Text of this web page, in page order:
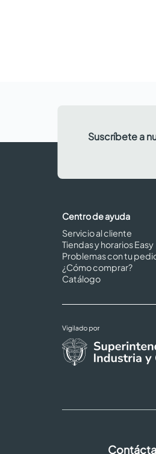
Suscríbete a
Centro de ayuda
Servicio al cliente
Tiendas y horarios Easy
Problemas con tu
¿Cómo comprar?
Catálogo